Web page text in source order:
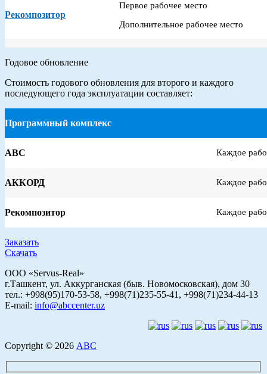
Рекомпозитор
Первое рабочее место
Дополнительное рабочее место
Годовое обновление
Стоимость годового обновления для второго и каждого
последующего года эксплуатации составляет:
Программный комплекс
АВС Каждое
АККОРД Каждое
Рекомпозитор Каждое
Заказать
Скачать
ООО «Servus-Real»
г.Ташкент, ул. Аккурганская (быв. Новомосковская), дом 30
тел.: +998(95)170-53-58, +998(71)235-55-41, +998(71)234-44-13
E-mail: info@abccenter.uz
Copyright © 2026 АВС